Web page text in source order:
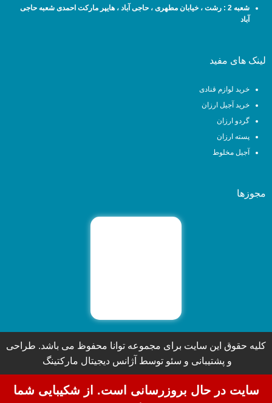
شعبه 2 : رشت ، خیابان مطهری ، حاجی آباد ، هایپر مارکت احمدی شعبه حاجی
آباد
لینک های مفید
خرید لوازم قنادی
خرید آجیل ارزان
گردو ارزان
پسته ارزان
آجیل مخلوط
مجوزها
کلیه حقوق این سایت برای مجموعه توانا محفوظ می باشد. طراحی
و پشتیبانی و سئو توسط آژانس دیجیتال مارکتینگ
سایت در حال بروزرسانی است. از شکیبایی شما